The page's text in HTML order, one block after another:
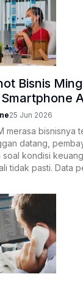
Bisnis
25 Jun 2026
merasa bisnisnya
datang,
kondisi
tidak pasti. Data